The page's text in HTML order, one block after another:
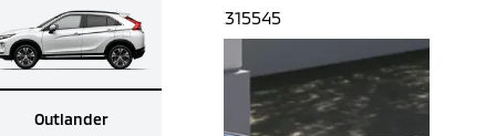
Artikelnummer: MZ315545
Outlander